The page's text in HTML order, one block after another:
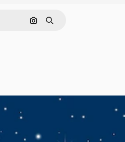
Pesquisar por imagem
Buscar